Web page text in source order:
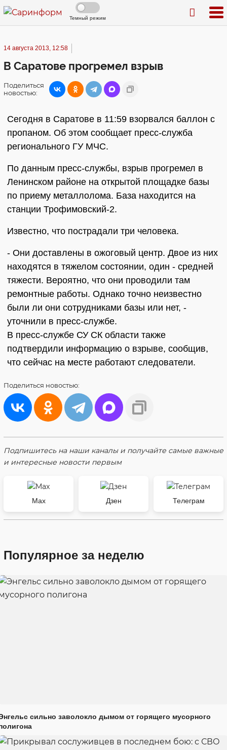
Темный режим
14 августа 2013, 12:58
В Саратове прогремел взрыв
Поделиться
новостью:
Сегодня в Саратове в 11:59 взорвался баллон с
пропаном. Об этом сообщает пресс-служба
регионального ГУ МЧС.
По данным пресс-службы, взрыв прогремел в
Ленинском районе на открытой площадке базы
по приему металлолома. База находится на
станции Трофимовский-2.
Известно, что пострадали три человека.
- Они доставлены в ожоговый центр. Двое из них
находятся в тяжелом состоянии, один - средней
тяжести. Вероятно, что они проводили там
ремонтные работы. Однако точно неизвестно
были ли они сотрудниками базы или нет, -
уточнили в пресс-службе.
В пресс-службе СУ СК области также
подтвердили информацию о взрыве, сообщив,
что сейчас на месте работают следователи.
Поделиться новостью:
Подпишитесь на наши каналы и получайте самые важные
и интересные новости первым
Max Дзен Телеграм
Популярное за неделю
сильно заволокло дымом от горящего мусорного